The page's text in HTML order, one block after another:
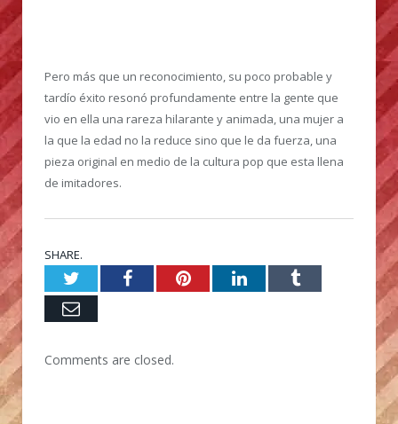
Pero más que un reconocimiento, su poco probable y
tardío éxito resonó profundamente entre la gente que
vio en ella una rareza hilarante y animada, una mujer a
la que la edad no la reduce sino que le da fuerza, una
pieza original en medio de la cultura pop que esta llena
de imitadores.
SHARE.
TwitterFacebookPinterestLinkedInTumblr
Email
Comments are closed.